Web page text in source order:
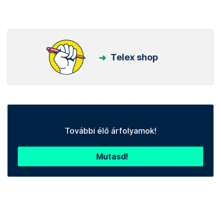
Telex shop
További élő árfolyamok!
Mutasd!